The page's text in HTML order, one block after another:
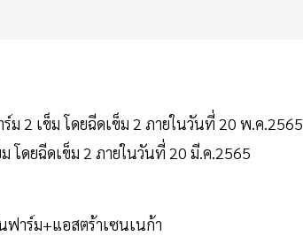
ม 2 เข็ม โดยฉีดเข็ม 2 ภายในวันที่ 20 พ.ค.2565
โดยฉีดเข็ม 2 ภายในวันที่ 20 มี.ค.2565
ร์ม+แอสตร้าเซนเนก้า